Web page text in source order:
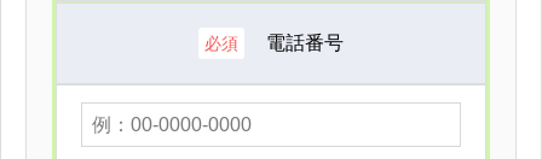
必須 電話番号